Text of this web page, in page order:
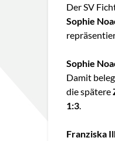
Der SV
Sophie
Sophie
Damit
die spätere
1:3
Franziska